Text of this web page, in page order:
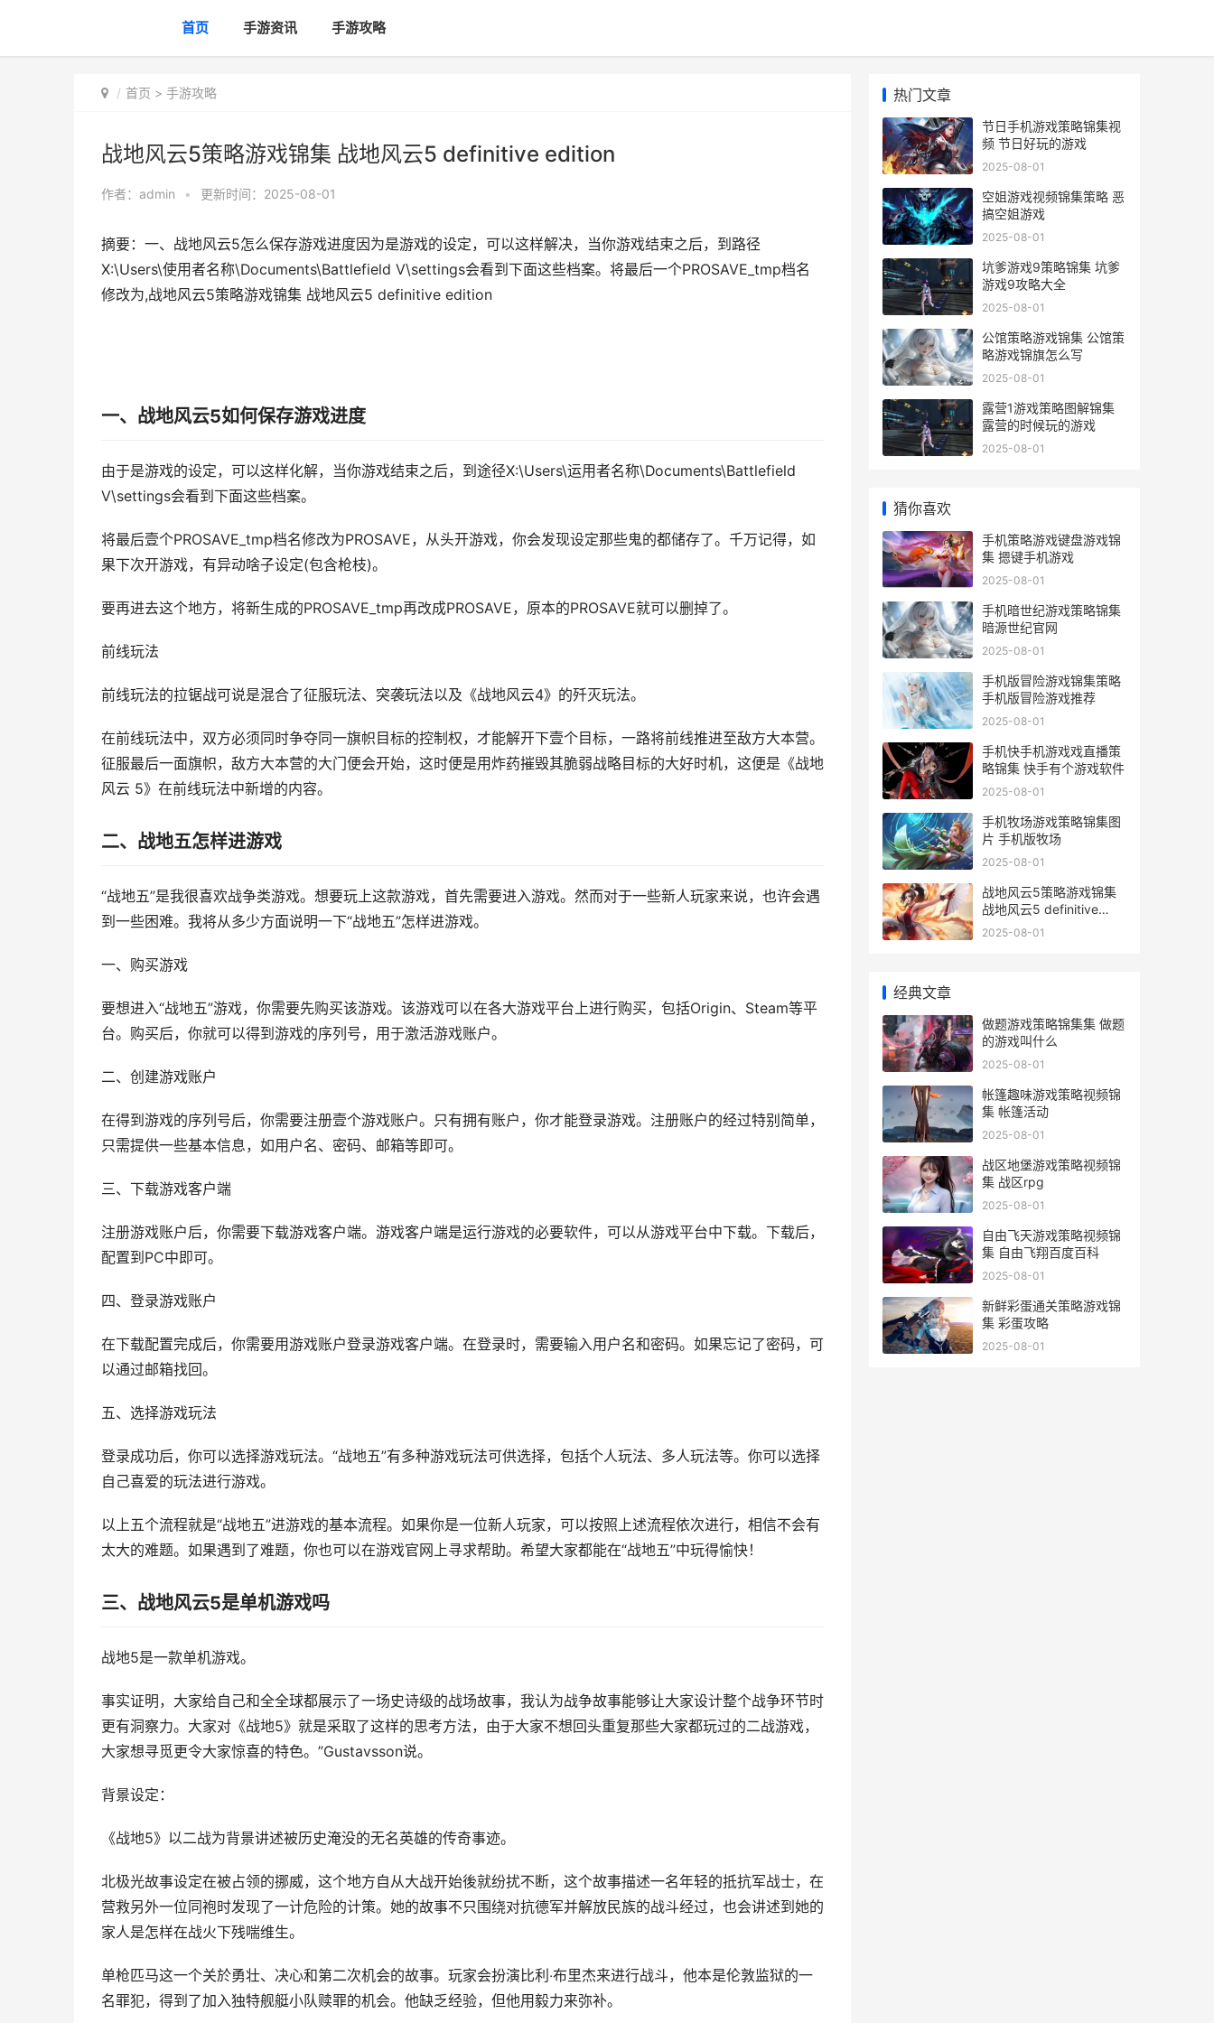
首页 手游资讯 手游攻略
首页 > 手游攻略
战地风云5策略游戏锦集 战地风云5 definitive edition
作者： admin • 更新时间：2025-08-01
摘要：一、战地风云5怎么保存游戏进度因为是游戏的设定，可以这样解决，当你游戏结束之后，到路径
X:\Users\使用者名称\Documents\Battlefield V\settings会看到下面这些档案。将最后一个PROSAVE_tmp档名
修改为,战地风云5策略游戏锦集 战地风云5 definitive edition
一、战地风云5如何保存游戏进度
由于是游戏的设定，可以这样化解，当你游戏结束之后，到途径X:\Users\运用者名称\Documents\Battlefield
V\settings会看到下面这些档案。
将最后壹个PROSAVE_tmp档名修改为PROSAVE，从头开游戏，你会发现设定那些鬼的都储存了。千万记得，如
果下次开游戏，有异动啥子设定(包含枪枝)。
要再进去这个地方，将新生成的PROSAVE_tmp再改成PROSAVE，原本的PROSAVE就可以删掉了。
前线玩法
前线玩法的拉锯战可说是混合了征服玩法、突袭玩法以及《战地风云4》的歼灭玩法。
在前线玩法中，双方必须同时争夺同一旗帜目标的控制权，才能解开下壹个目标，一路将前线推进至敌方大本营。
征服最后一面旗帜，敌方大本营的大门便会开始，这时便是用炸药摧毁其脆弱战略目标的大好时机，这便是《战地
风云 5》在前线玩法中新增的内容。
二、战地五怎样进游戏
“战地五”是我很喜欢战争类游戏。想要玩上这款游戏，首先需要进入游戏。然而对于一些新人玩家来说，也许会遇
到一些困难。我将从多少方面说明一下“战地五”怎样进游戏。
一、购买游戏
要想进入“战地五”游戏，你需要先购买该游戏。该游戏可以在各大游戏平台上进行购买，包括Origin、Steam等平
台。购买后，你就可以得到游戏的序列号，用于激活游戏账户。
二、创建游戏账户
在得到游戏的序列号后，你需要注册壹个游戏账户。只有拥有账户，你才能登录游戏。注册账户的经过特别简单，
只需提供一些基本信息，如用户名、密码、邮箱等即可。
三、下载游戏客户端
注册游戏账户后，你需要下载游戏客户端。游戏客户端是运行游戏的必要软件，可以从游戏平台中下载。下载后，
配置到PC中即可。
四、登录游戏账户
在下载配置完成后，你需要用游戏账户登录游戏客户端。在登录时，需要输入用户名和密码。如果忘记了密码，可
以通过邮箱找回。
五、选择游戏玩法
登录成功后，你可以选择游戏玩法。“战地五”有多种游戏玩法可供选择，包括个人玩法、多人玩法等。你可以选择
自己喜爱的玩法进行游戏。
以上五个流程就是“战地五”进游戏的基本流程。如果你是一位新人玩家，可以按照上述流程依次进行，相信不会有
太大的难题。如果遇到了难题，你也可以在游戏官网上寻求帮助。希望大家都能在“战地五”中玩得愉快！
三、战地风云5是单机游戏吗
战地5是一款单机游戏。
事实证明，大家给自己和全全球都展示了一场史诗级的战场故事，我认为战争故事能够让大家设计整个战争环节时
更有洞察力。大家对《战地5》就是采取了这样的思考方法，由于大家不想回头重复那些大家都玩过的二战游戏，
大家想寻觅更令大家惊喜的特色。”Gustavsson说。
背景设定：
《战地5》以二战为背景讲述被历史淹没的无名英雄的传奇事迹。
北极光故事设定在被占领的挪威，这个地方自从大战开始後就纷扰不断，这个故事描述一名年轻的抵抗军战士，在
营救另外一位同袍时发现了一计危险的计策。她的故事不只围绕对抗德军并解放民族的战斗经过，也会讲述到她的
家人是怎样在战火下残喘维生。
单枪匹马这一个关於勇壮、决心和第二次机会的故事。玩家会扮演比利‧布里杰来进行战斗，他本是伦敦监狱的一
名罪犯，得到了加入独特舰艇小队赎罪的机会。他缺乏经验，但他用毅力来弥补。
热门文章
节日手机游戏策略锦集视
频 节日好玩的游戏
2025-08-01
空姐游戏视频锦集策略 恶
搞空姐游戏
2025-08-01
坑爹游戏9策略锦集 坑爹
游戏9攻略大全
2025-08-01
公馆策略游戏锦集 公馆策
略游戏锦旗怎么写
2025-08-01
露营1游戏策略图解锦集
露营的时候玩的游戏
2025-08-01
猜你喜欢
手机策略游戏键盘游戏锦
集 摁键手机游戏
2025-08-01
手机暗世纪游戏策略锦集
暗源世纪官网
2025-08-01
手机版冒险游戏锦集策略
手机版冒险游戏推荐
2025-08-01
手机快手机游戏戏直播策
略锦集 快手有个游戏软件
2025-08-01
手机牧场游戏策略锦集图
片 手机版牧场
2025-08-01
战地风云5策略游戏锦集
战地风云5 definitive
edition
2025-08-01
经典文章
做题游戏策略锦集集 做题
的游戏叫什么
2025-08-01
帐篷趣味游戏策略视频锦
集 帐篷活动
2025-08-01
战区地堡游戏策略视频锦
集 战区rpg
2025-08-01
自由飞天游戏策略视频锦
集 自由飞翔百度百科
2025-08-01
新鲜彩蛋通关策略游戏锦
集 彩蛋攻略
2025-08-01